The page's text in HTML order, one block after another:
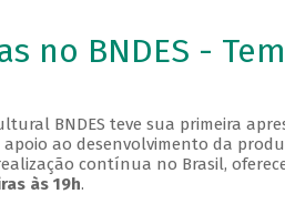
no BNDES -
BNDES teve sua primeira
ao desenvolvimento da
contínua no Brasil,
às 19h.